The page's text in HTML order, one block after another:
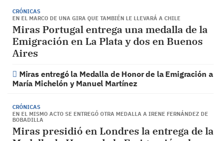
CRÓNICAS
EN EL MARCO DE UNA GIRA QUE TAMBIÉN LE LLEVARÁ A CHILE
Miras Portugal entrega una medalla de la
Emigración en La Plata y dos en Buenos
Aires
Miras entregó la Medalla de Honor de la Emigración a
María Michelón y Manuel Martínez
CRÓNICAS
EN EL MISMO ACTO SE ENTREGÓ OTRA MEDALLA A IRENE FERNÁNDEZ DE
BOBADILLA
Miras presidió en Londres la entrega de la